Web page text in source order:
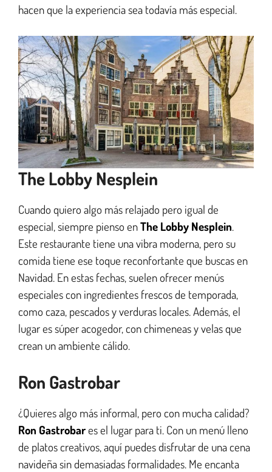
hacen que la experiencia sea todavía más especial.
The Lobby Nesplein
Cuando quiero algo más relajado pero igual de
especial, siempre pienso enThe Lobby Nesplein.
Este restaurante tiene una vibra moderna, pero su
comida tiene ese toque reconfortante que buscas en
Navidad. En estas fechas, suelen ofrecer menús
especiales con ingredientes frescos de temporada,
como caza, pescados y verduras locales. Además, el
lugar es súper acogedor, con chimeneas y velas que
crean un ambiente cálido.
Ron Gastrobar
¿Quieres algo más informal, pero con mucha calidad?
Ron Gastrobares el lugar para ti. Con un menú lleno
de platos creativos, aquí puedes disfrutar de una cena
navideña sin demasiadas formalidades. Me encanta